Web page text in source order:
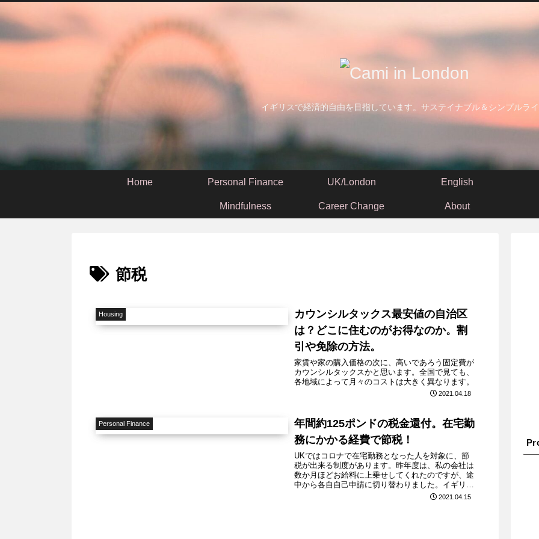
イギリスで経済的自由を目指しています。サステイナブル＆シンプルラ
Home Personal Finance UK/London English
Mindfulness Career Change About
節税
Housing
カウンシルタックス最安値の自治区
は？どこに住むのがお得なのか。割
引や免除の方法。
家賃や家の購入価格の次に、高いであろう固定費が
カウンシルタックスかと思います。全国で見ても、
各地域によって月々のコストは大きく異なります。
2021.04.18
Personal Finance
年間約125ポンドの税金還付。在宅勤
務にかかる経費で節税！
UKではコロナで在宅勤務となった人を対象に、節
税が出来る制度があります。昨年度は、私の会社は
数か月ほどお給料に上乗せしてくれたのですが、途
中から各自自己申請に切り替わりました。イギリス
2021.04.15